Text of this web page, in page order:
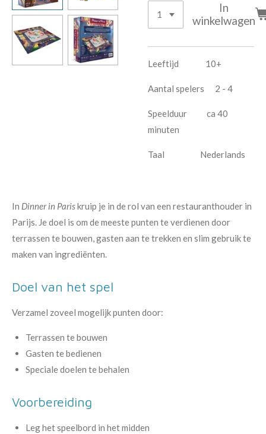
In
winkelwagen
Leeftijd 10+
Aantal spelers 2 - 4
Speelduur ca 40
minuten
Taal Nederlands
In Dinner in Pariskruip je in de rol van een restauranthouder in
Parijs. Je doel is om de meeste punten te verdienen door
terrassen te bouwen, gasten aan te trekken en slim gebruik te
maken van ingrediënten.
Doel van het spel
Verzamel zoveel mogelijk punten door:
Terrassen te bouwen
Gasten te bedienen
Speciale doelen te behalen
Voorbereiding
Leg het speelbord in het midden